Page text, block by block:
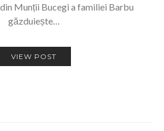
Munții Bucegi a familiei Barbu
găzduiește…
VIEW POST